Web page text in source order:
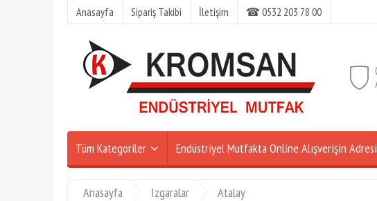
Anasayfa Sipariş Takibi İletişim ☎ 0532 203 78 00
Tüm Kategoriler Endüstriyel Mutfakta Online Alışverişin Adresi
Anasayfa Izgaralar Atalay